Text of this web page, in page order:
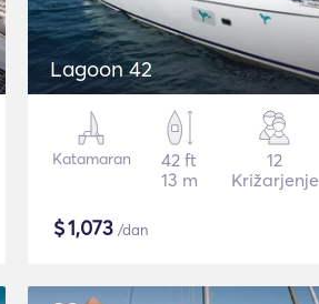
Lagoon 42
Katamaran
42 ft
13 m
12
Križarjenje
$1,073 /dan